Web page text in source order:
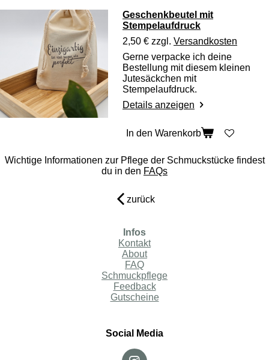
Geschenkbeutel mit
Stempelaufdruck
2,50 € zzgl. Versandkosten
Gerne verpacke ich deine
Bestellung mit diesem kleinen
Jutesäckchen mit
Stempelaufdruck.
Details anzeigen
In den Warenkorb
Wichtige Informationen zur Pflege der Schmuckstücke findest
du in den FAQs
zurück
Infos
Kontakt
About
FAQ
Schmuckpflege
Feedback
Gutscheine
Social Media